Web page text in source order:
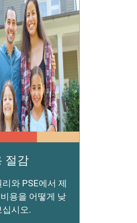
절감
와 PSE에서 제
용을 어떻게 낮
십시오.